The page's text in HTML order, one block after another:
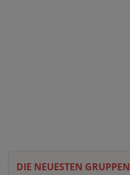
DIE NEUESTEN GRUPPEN